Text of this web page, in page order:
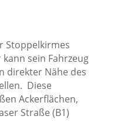
Stoppelkirmes
sein Fahrzeug
direkter Nähe des
Diese
Ackerflächen,
Straße (B1)